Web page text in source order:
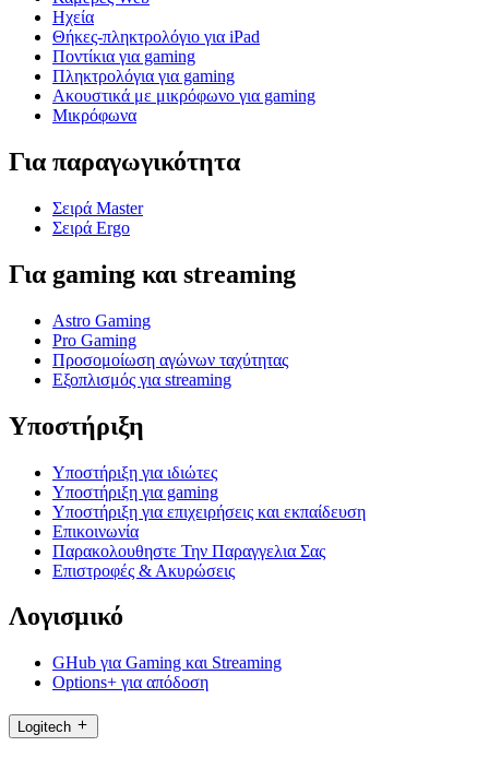
Ηχεία
Θήκες-πληκτρολόγιο για iPad
Ποντίκια για gaming
Πληκτρολόγια για gaming
Ακουστικά με μικρόφωνο για gaming
Μικρόφωνα
Για παραγωγικότητα
Σειρά Master
Σειρά Ergo
Για gaming και streaming
Astro Gaming
Pro Gaming
Προσομοίωση αγώνων ταχύτητας
Εξοπλισμός για streaming
Υποστήριξη
Υποστήριξη για ιδιώτες
Υποστήριξη για gaming
Υποστήριξη για επιχειρήσεις και εκπαίδευση
Επικοινωνία
Παρακολουθηστε Την Παραγγελια Σας
Επιστροφές & Ακυρώσεις
Λογισμικό
GHub για Gaming και Streaming
Options+ για απόδοση
Logitech